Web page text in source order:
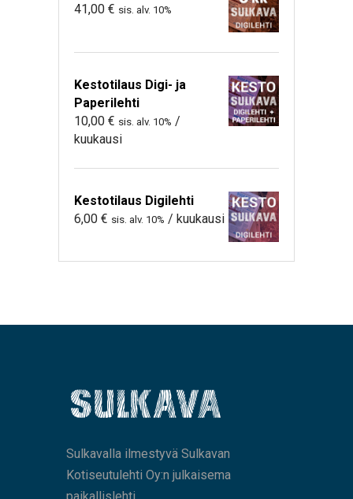
41,00 € sis. alv. 10%
Kestotilaus Digi- ja
Paperilehti
10,00 € sis. alv. 10% /
kuukausi
Kestotilaus Digilehti
6,00 € sis. alv. 10% / kuukausi
Sulkavalla ilmestyvä Sulkavan
Kotiseutulehti Oy:n julkaisema